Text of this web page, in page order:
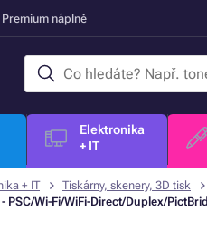
Premium náplně
Elektronika
+ IT
+ IT Tiskárny, skenery, 3D tisk
PSC/Wi-Fi/WiFi-Direct/Duplex/